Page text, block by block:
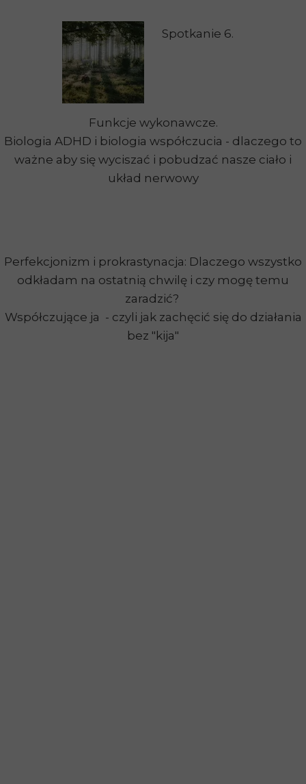
Perfekcjonizm i prokrastynacja: Dlaczego wszystko
odkładam na ostatnią chwilę i czy mogę temu
zaradzić?
Współczujące ja - czyli jak zachęcić się do działania
bez "kija"
Funkcje wykonawcze.
Biologia ADHD i biologia współczucia - dlaczego to
ważne aby się wyciszać i pobudzać nasze ciało i
układ nerwowy
Spotkanie 6.